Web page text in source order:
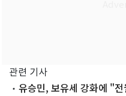
관련 기사
유승민, 보유세 강화에 "